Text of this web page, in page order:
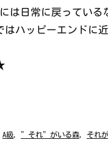
は日常に戻っている
はハッピーエンドに
A級, ”それ”がいる森, それ